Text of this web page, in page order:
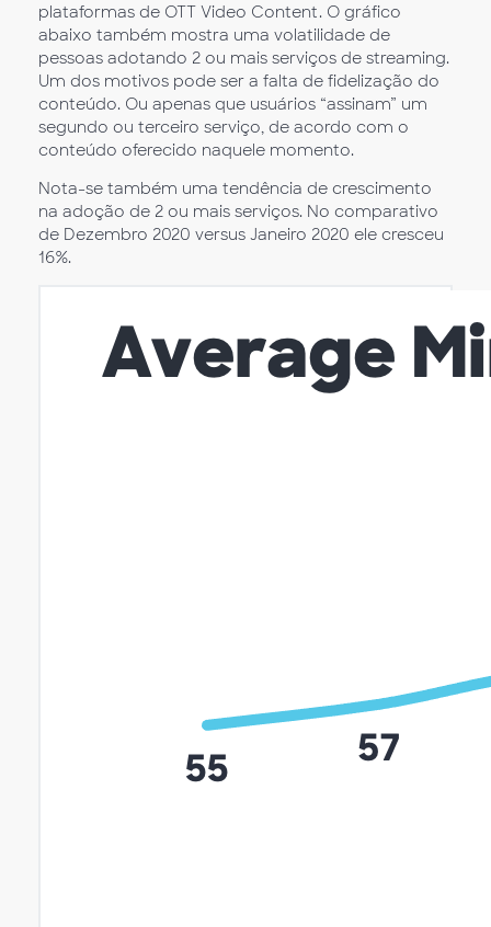
plataformas de OTT Video Content. O gráfico
abaixo também mostra uma volatilidade de
pessoas adotando 2 ou mais serviços de streaming.
Um dos motivos pode ser a falta de fidelização do
conteúdo. Ou apenas que usuários “assinam” um
segundo ou terceiro serviço, de acordo com o
conteúdo oferecido naquele momento.
Nota-se também uma tendência de crescimento
na adoção de 2 ou mais serviços. No comparativo
de Dezembro 2020 versus Janeiro 2020 ele cresceu
16%.